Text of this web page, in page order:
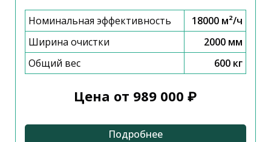
Номинальная эффективность
18000 м²/ч
Ширина очистки
2000 мм
Общий вес
600 кг
Цена от 989 000 ₽
Подробнее